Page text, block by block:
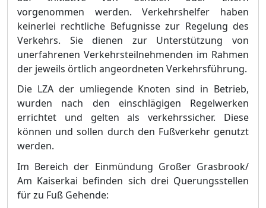
vorgenommen werden. Verkehrshelfer haben
keinerlei rechtliche Befugnisse zur Regelung des
Verkehrs. Sie dienen zur Unterstützung von
unerfahrenen Verkehrsteilnehmenden im Rahmen
der jeweils örtlich angeordneten Verkehrsführung.
Die LZA der umliegende Knoten sind in Betrieb,
wurden nach den einschlägigen Regelwerken
errichtet und gelten als verkehrssicher. Diese
können und sollen durch den Fußverkehr genutzt
werden.
Im Bereich der Einmündung Großer Grasbrook/
Am Kaiserkai befinden sich drei Querungsstellen
für zu Fuß Gehende: